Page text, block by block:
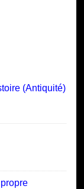
(Antiquité)